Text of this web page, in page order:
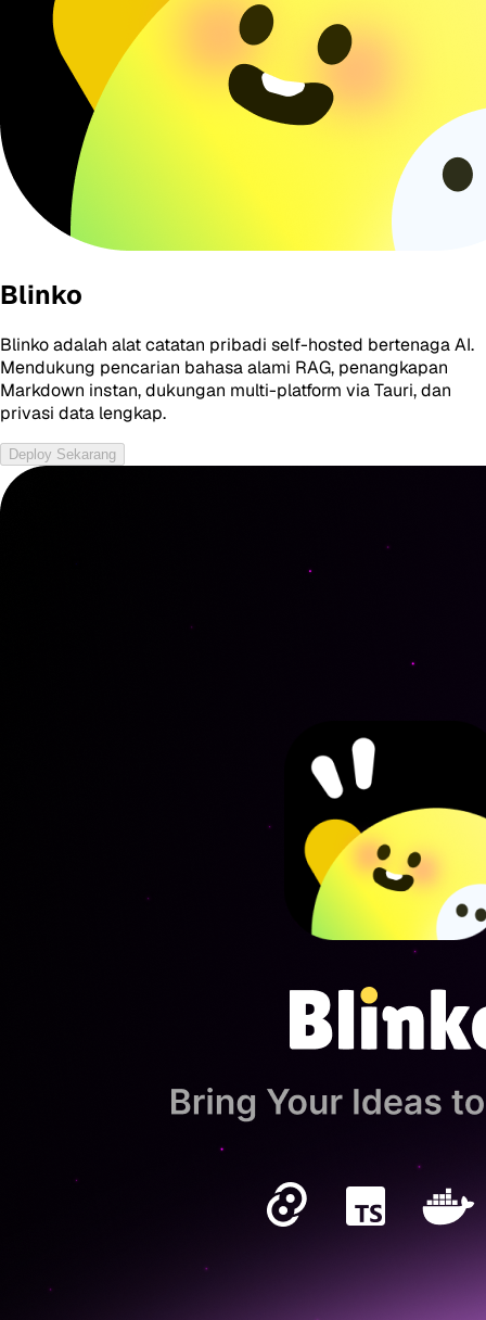
Blinko
Blinko adalah alat catatan pribadi self-hosted bertenaga AI.
Mendukung pencarian bahasa alami RAG, penangkapan
Markdown instan, dukungan multi-platform via Tauri, dan
privasi data lengkap.
Deploy Sekarang